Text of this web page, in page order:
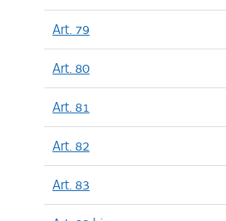
Art. 79
Art. 80
Art. 81
Art. 82
Art. 83